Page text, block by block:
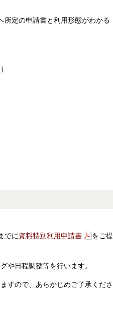
定の申請書と利用形態がわかる
でに資料特別利用申請書
をご提
や日程調整等を行います。
すので、あらかじめご了承くださ